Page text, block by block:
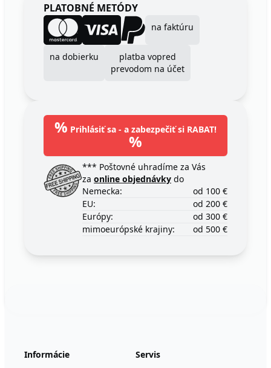
PLATOBNÉ METÓDY
na faktúru
na dobierku
platba vopred
prevodom na účet
% Prihlásiť sa - a zabezpečiť si RABAT!
%
*** Poštovné uhradíme za Vás
za online objednávky do
Nemecka:
od 100 €
EU:
od 200 €
Európy:
od 300 €
mimoeurópské krajiny:
od 500 €
Informácie
Servis